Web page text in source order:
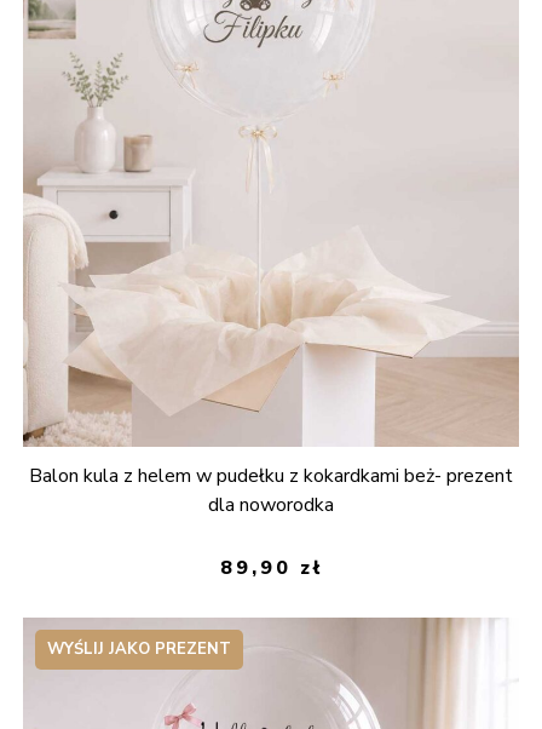
Balon kula z helem w pudełku z kokardkami beż- prezent
dla noworodka
89,90 zł
WYŚLIJ JAKO PREZENT